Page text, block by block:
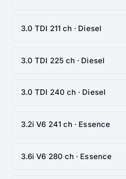
3.0 TDI 211 ch · Diesel
3.0 TDI 225 ch · Diesel
3.0 TDI 240 ch · Diesel
3.2i V6 241 ch · Essence
3.6i V6 280 ch · Essence